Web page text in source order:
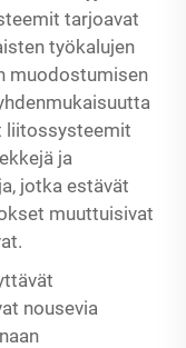
tarjoavat
työkalujen
muodostumisen
liitossysteemit
ja
jotka estävät
muuttuisivat
nousevia